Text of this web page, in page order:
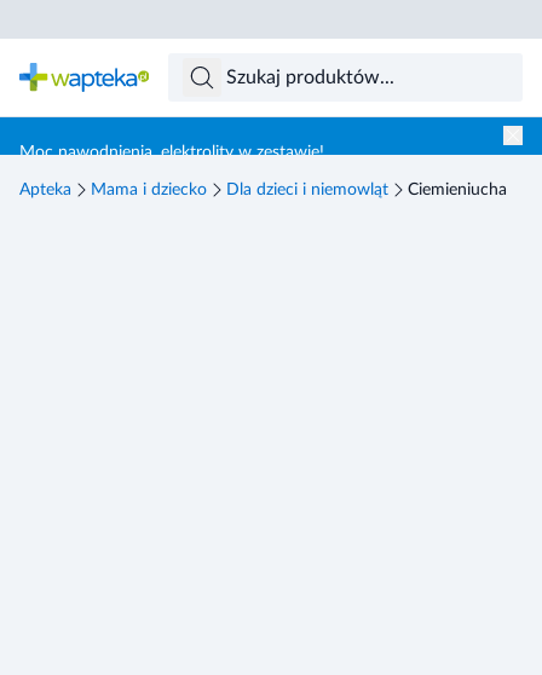
Moc nawodnienia, elektrolity w zestawie!
Apteka Mama i dziecko Dla dzieci i niemowląt Ciemieniucha